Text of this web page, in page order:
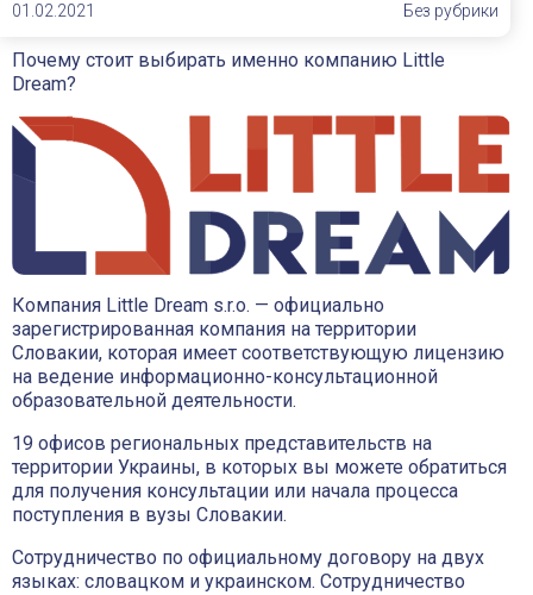
01.02.2021 Без рубрики
Почему стоит выбирать именно компанию Little
Dream?
Компания Little Dream s.r.o. — официально
зарегистрированная компания на территории
Словакии, которая имеет соответствующую лицензию
на ведение информационно-консультационной
образовательной деятельности.
19 офисов региональных представительств на
территории Украины, в которых вы можете обратиться
для получения консультации или начала процесса
поступления в вузы Словакии.
Сотрудничество по официальному договору на двух
языках: словацком и украинском. Сотрудничество